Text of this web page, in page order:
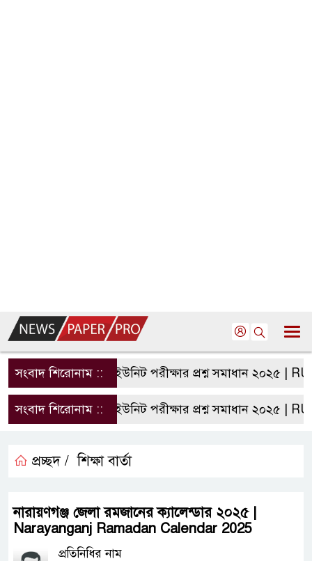
সংবাদ শিরোনাম ::
রাবি এ ইউনিট পরীক্ষার প্রশ্ন সমাধান ২০২৫ | RU
সংবাদ শিরোনাম ::
রাবি এ ইউনিট পরীক্ষার প্রশ্ন সমাধান ২০২৫ | RU
প্রচ্ছদ / শিক্ষা বার্তা
নারায়ণগঞ্জ জেলা রমজানের ক্যালেন্ডার ২০২৫ |
Narayanganj Ramadan Calendar 2025
প্রতিনিধির নাম